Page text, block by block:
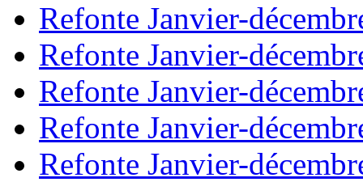
Refonte Janvier-
Refonte Janvier-
Refonte Janvier-
Refonte Janvier-
Refonte Janvier-